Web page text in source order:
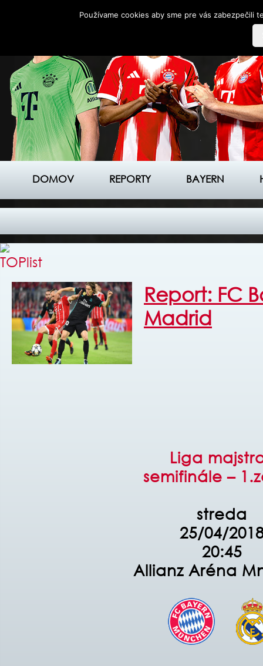
DOMOV REPORTY BAYERN
Report: FC
Madrid
Liga
semifinále –
streda
25/04/
20:45
Allianz Aréna
Používame cookies aby sme pre vás zabezpečili